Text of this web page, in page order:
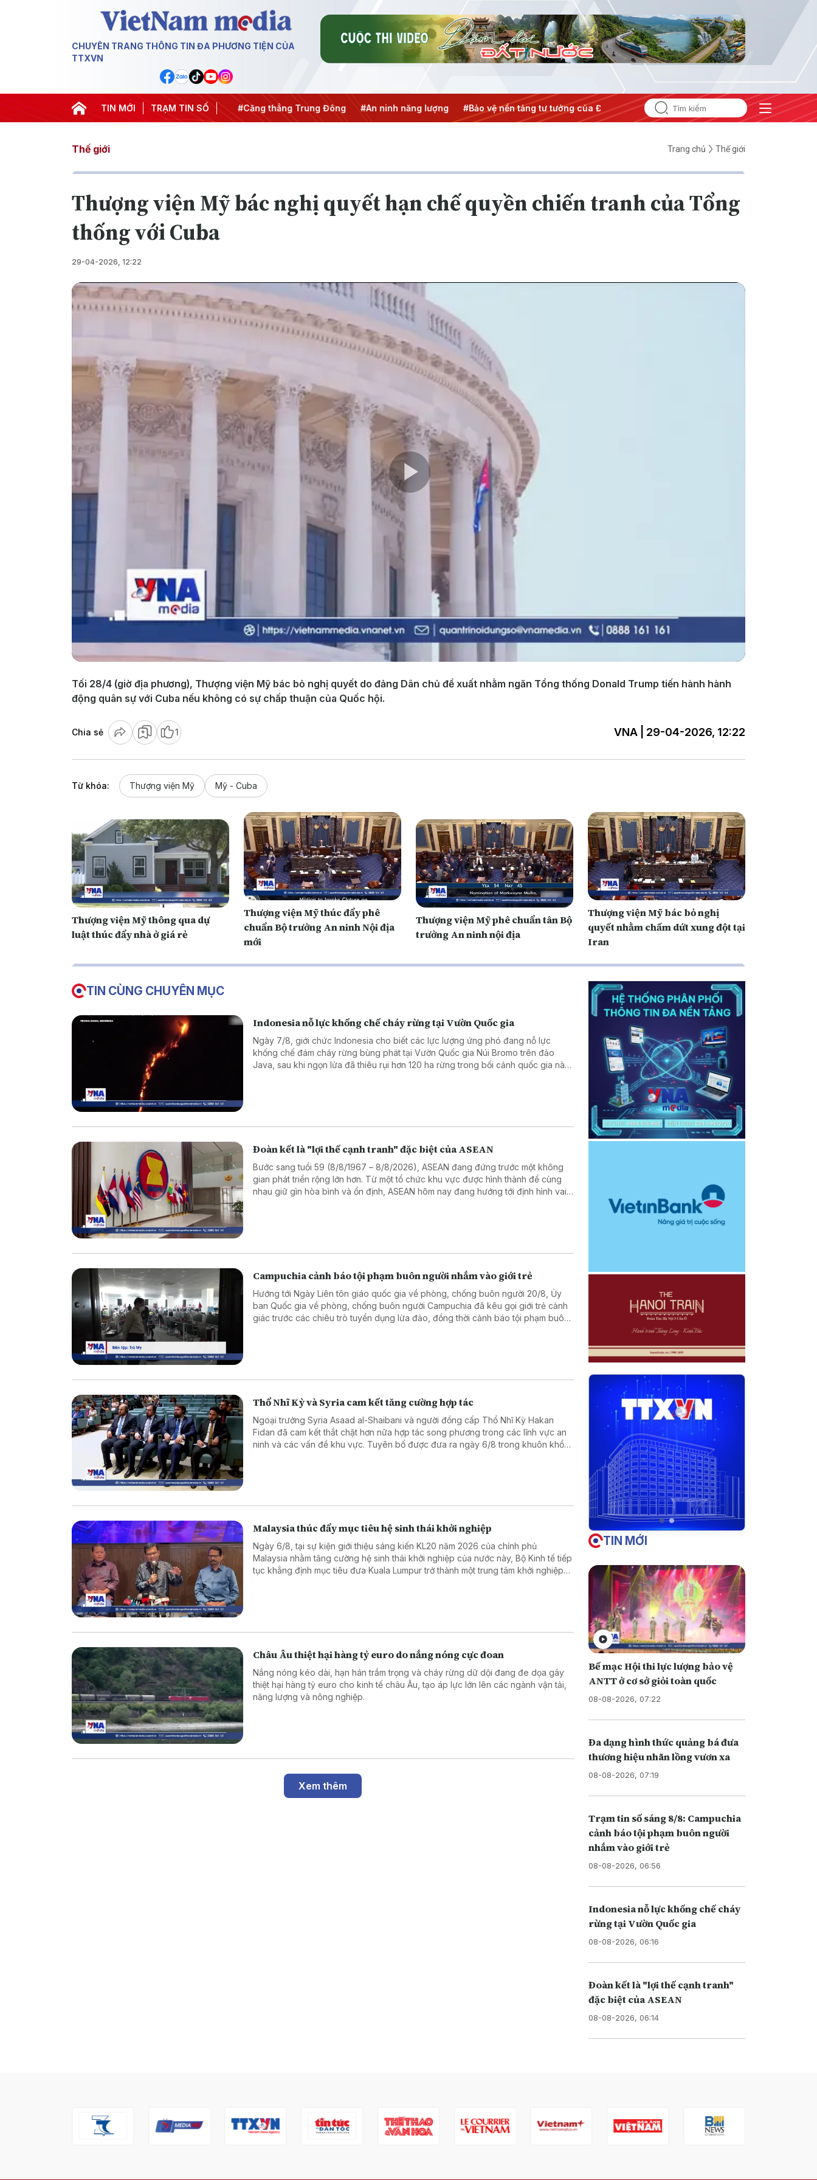
CHUYÊN TRANG THÔNG TIN ĐA PHƯƠNG TIỆN CỦA
TTXVN
TIN MỚI TRẠM TIN SỐ
dịch 500 ngày đêm #Chống khai thác IUU #Căng thẳng Trung Đông #An ninh năng lượng #Bảo vệ nền tảng tư tưởng của Đảng #Hội nghị Trung ương 3
Thế giới Trang chủ Thế giới
Thượng viện Mỹ bác nghị quyết hạn chế quyền chiến tranh của Tổng
thống với Cuba
29-04-2026, 12:22
Play
Video
Tối 28/4 (giờ địa phương), Thượng viện Mỹ bác bỏ nghị quyết do đảng Dân chủ đề xuất nhằm ngăn Tổng thống Donald Trump tiến hành hành
động quân sự với Cuba nếu không có sự chấp thuận của Quốc hội.
Chia sẻ 1 VNA | 29-04-2026, 12:22
Từ khóa: Thượng viện Mỹ Mỹ - Cuba
Thượng viện Mỹ thông qua dự
luật thúc đẩy nhà ở giá rẻ
Thượng viện Mỹ thúc đẩy phê
chuẩn Bộ trưởng An ninh Nội địa
mới
Thượng viện Mỹ phê chuẩn tân Bộ
trưởng An ninh nội địa
Thượng viện Mỹ bác bỏ nghị
quyết nhằm chấm dứt xung đột tại
Iran
TIN CÙNG CHUYÊN MỤC
Indonesia nỗ lực khống chế cháy rừng tại Vườn Quốc gia
Ngày 7/8, giới chức Indonesia cho biết các lực lượng ứng phó đang nỗ lực
khống chế đám cháy rừng bùng phát tại Vườn Quốc gia Núi Bromo trên đảo
Java, sau khi ngọn lửa đã thiêu rụi hơn 120 ha rừng trong bối cảnh quốc gia này
Đoàn kết là "lợi thế cạnh tranh" đặc biệt của ASEAN
Bước sang tuổi 59 (8/8/1967 – 8/8/2026), ASEAN đang đứng trước một không
gian phát triển rộng lớn hơn. Từ một tổ chức khu vực được hình thành để cùng
nhau giữ gìn hòa bình và ổn định, ASEAN hôm nay đang hướng tới định hình vai
Campuchia cảnh báo tội phạm buôn người nhắm vào giới trẻ
Hướng tới Ngày Liên tôn giáo quốc gia về phòng, chống buôn người 20/8, Ủy
ban Quốc gia về phòng, chống buôn người Campuchia đã kêu gọi giới trẻ cảnh
giác trước các chiêu trò tuyển dụng lừa đảo, đồng thời cảnh báo tội phạm buôn
Thổ Nhĩ Kỳ và Syria cam kết tăng cường hợp tác
Ngoại trưởng Syria Asaad al-Shaibani và người đồng cấp Thổ Nhĩ Kỳ Hakan
Fidan đã cam kết thắt chặt hơn nữa hợp tác song phương trong các lĩnh vực an
ninh và các vấn đề khu vực. Tuyên bố được đưa ra ngày 6/8 trong khuôn khổ
Malaysia thúc đẩy mục tiêu hệ sinh thái khởi nghiệp
Ngày 6/8, tại sự kiện giới thiệu sáng kiến KL20 năm 2026 của chính phủ
Malaysia nhằm tăng cường hệ sinh thái khởi nghiệp của nước này, Bộ Kinh tế tiếp
tục khẳng định mục tiêu đưa Kuala Lumpur trở thành một trung tâm khởi nghiệp
Châu Âu thiệt hại hàng tỷ euro do nắng nóng cực đoan
Nắng nóng kéo dài, hạn hán trầm trọng và cháy rừng dữ dội đang đe dọa gây
thiệt hại hàng tỷ euro cho kinh tế châu Âu, tạo áp lực lớn lên các ngành vận tải,
năng lượng và nông nghiệp.
Xem thêm
TIN MỚI
Bế mạc Hội thi lực lượng bảo vệ
ANTT ở cơ sở giỏi toàn quốc
08-08-2026, 07:22
Đa dạng hình thức quảng bá đưa
thương hiệu nhãn lồng vươn xa
08-08-2026, 07:19
Trạm tin số sáng 8/8: Campuchia
cảnh báo tội phạm buôn người
nhắm vào giới trẻ
08-08-2026, 06:56
Indonesia nỗ lực khống chế cháy
rừng tại Vườn Quốc gia
08-08-2026, 06:16
Đoàn kết là "lợi thế cạnh tranh"
đặc biệt của ASEAN
08-08-2026, 06:14